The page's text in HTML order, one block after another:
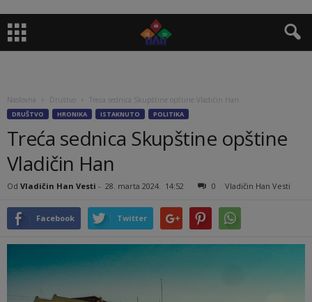
Naslovna Društvo Treća sednica Skupštine opštine Vladičin Han
DRUŠTVO HRONIKA ISTAKNUTO POLITIKA
Treća sednica Skupštine opštine
Vladičin Han
Od Vladičin Han Vesti - 28. marta 2024. 14:52 0 Vladičin Han Vesti
Facebook Twitter